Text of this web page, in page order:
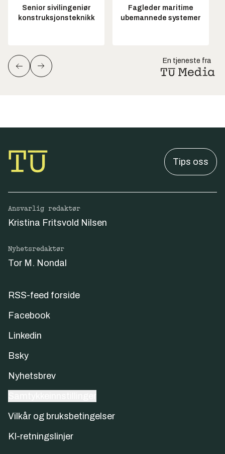
Senior sivilingeniør
konstruksjonsteknikk
Fagleder maritime
ubemannede systemer
En tjeneste fra
Tips oss
Ansvarlig redaktør
Kristina Fritsvold Nilsen
Nyhetsredaktør
Tor M. Nondal
RSS-feed forside
Facebook
Linkedin
Bsky
Nyhetsbrev
Vilkår og bruksbetingelser
KI-retningslinjer